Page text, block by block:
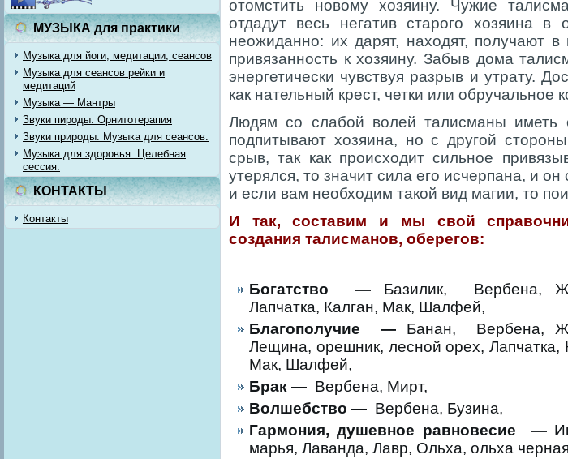
МУЗЫКА для практики
Музыка для йоги, медитации, сеансов
Музыка для сеансов рейки и
медитаций
Музыка — Мантры
Звуки пироды. Орнитотерапия
Звуки природы. Музыка для сеансов.
Музыка для здоровья. Целебная
сессия.
КОНТАКТЫ
Контакты
отомстить новому хозяину. Чужие
отдадут весь негатив старого хозяина в
неожиданно: их дарят, находят, получают
привязанность к хозяину. Забыв дома
энергетически чувствуя разрыв и утрату.
как нательный крест, четки или обручальное
Людям со слабой волей талисманы иметь
подпитывают хозяина, но с другой
срыв, так как происходит сильное
утерялся, то значит сила его исчерпана, и
и если вам необходим такой вид магии, то
И так, составим и мы свой
создания талисманов, оберегов:
Богатство — Базилик,
Вербена,
Лапчатка, Калган, Мак, Шалфей,
Благополучие — Банан,
Вербена,
Лещина, орешник, лесной орех, Лапчатка,
Мак, Шалфей,
Брак — Вербена, Мирт,
Волшебство — Вербена, Бузина,
Гармония, душевное равновесие —
марья, Лаванда, Лавр, Ольха, ольха